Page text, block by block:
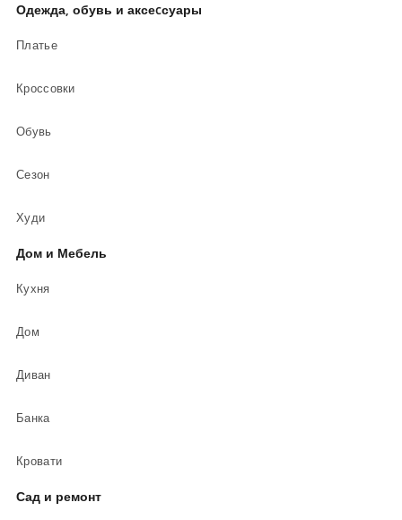
Одежда, обувь и аксеcсуары
Платье
Кроссовки
Обувь
Сезон
Худи
Дом и Мебель
Кухня
Дом
Диван
Банка
Кровати
Сад и ремонт